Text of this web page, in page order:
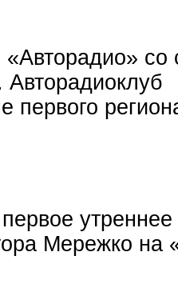
первого
Мережко на